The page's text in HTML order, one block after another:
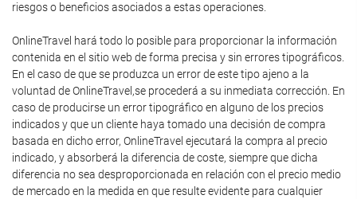
riesgos o beneficios asociados a estas operaciones.
OnlineTravel hará todo lo posible para proporcionar la información
contenida en el sitio web de forma precisa y sin errores tipográficos.
En el caso de que se produzca un error de este tipo ajeno a la
voluntad de OnlineTravel,se procederá a su inmediata corrección. En
caso de producirse un error tipográfico en alguno de los precios
indicados y que un cliente haya tomado una decisión de compra
basada en dicho error, OnlineTravel ejecutará la compra al precio
indicado, y absorberá la diferencia de coste, siempre que dicha
diferencia no sea desproporcionada en relación con el precio medio
de mercado en la medida en que resulte evidente para cualquier